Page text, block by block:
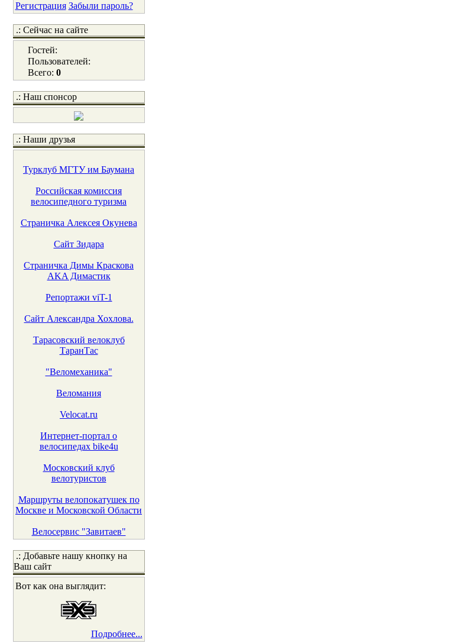
Регистрация Забыли пароль?
.: Сейчас на сайте
Гостей:
Пользователей:
Всего: 0
.: Наш спонсор
.: Наши друзья
Турклуб МГТУ им Баумана
Российская комиссия
велосипедного туризма
Страничка Алексея Окунева
Сайт Зидара
Страничка Димы Краскова
AKA Димастик
Репортажи viT-1
Сайт Александра Хохлова.
Тарасовский велоклуб
ТаранТас
"Веломеханика"
Веломания
Velocat.ru
Интернет-портал о
велосипедах bike4u
Московский клуб
велотуристов
Маршруты велопокатушек по
Москве и Московской Области
Велосервис "Завитаев"
.: Добавьте нашу кнопку на
Ваш сайт
Вот как она выглядит:
Подробнее...